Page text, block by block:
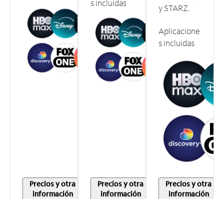
Precios y otra
información
s incluidas
Precios y otra
información
y STARZ.
Aplicacione
s incluidas
Precios y otra
información